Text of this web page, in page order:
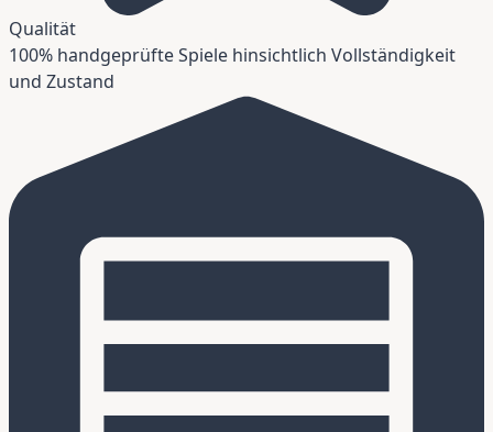
Qualität
100% handgeprüfte Spiele hinsichtlich Vollständigkeit
und Zustand